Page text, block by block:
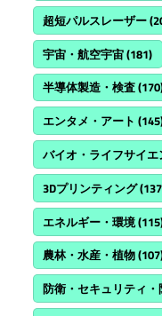
超短パルスレーザー
宇宙・航空宇宙(181)
半導体製造・検査
エンタメ・アート
バイオ・ライフサイエ
3Dプリンティング
エネルギー・環境
農林・水産・植物
防衛・セキュリティ・